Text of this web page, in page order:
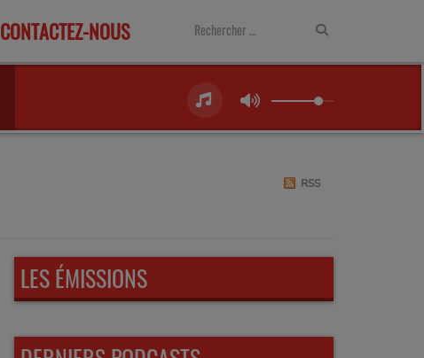
CONTACTEZ-NOUS
RSS
LES ÉMISSIONS